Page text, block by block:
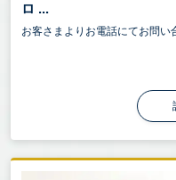
ロ ...
お客さまよりお電話にてお問